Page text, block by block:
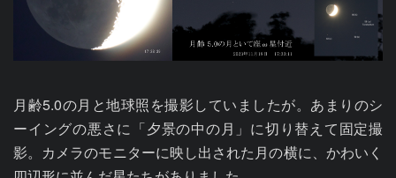
月齢5.0の月と地球照を撮影していましたが。あまりのシ
ーイングの悪さに「夕景の中の月」に切り替えて固定撮
影。カメラのモニターに映し出された月の横に、かわいく